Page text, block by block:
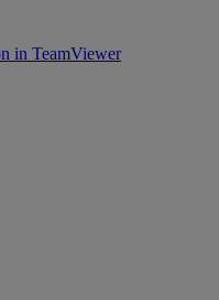
in TeamViewer